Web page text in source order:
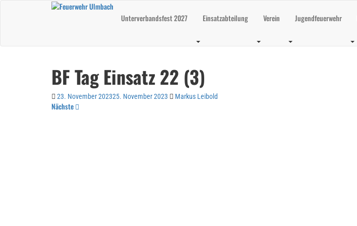
Unterverbandsfest 2027 Einsatzabteilung Verein Jugendfeuerwehr
BF Tag Einsatz 22 (3)
23. November 202325. November 2023 Markus Leibold
Nächste